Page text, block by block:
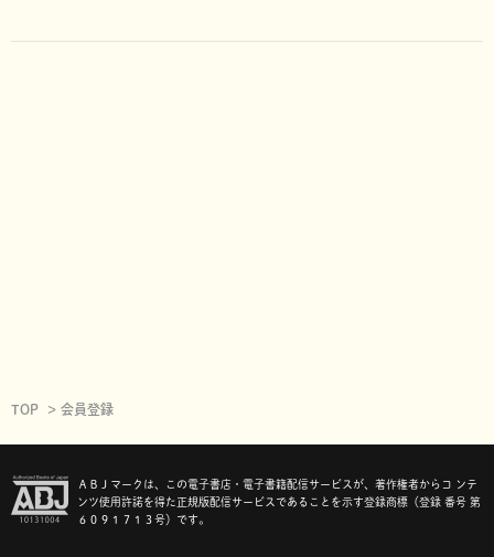
TOP 会員登録
ＡＢＪマークは、この電子書店・電子書籍配信サービスが、著作権者からコ ンテ
ンツ使用許諾を得た正規版配信サービスであることを示す登録商標（登録 番号 第
６０９１７１３号）です。